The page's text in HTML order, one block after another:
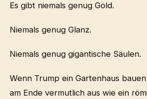
Es gibt niemals genug Gold.
Niemals genug Glanz.
Niemals genug gigantische Säulen.
Wenn Trump ein Gartenhaus
am Ende vermutlich aus wie ein